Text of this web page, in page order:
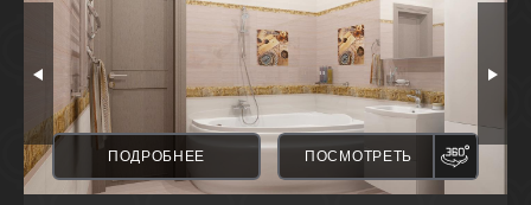
ПОДРОБНЕЕ ПОСМОТРЕТЬ